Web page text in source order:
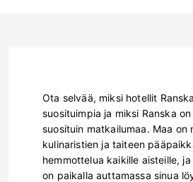
Ota selvää, miksi hotellit
suosituimpia ja miksi Ranska
suosituin matkailumaa. Maa on
kulinaristien ja taiteen
hemmottelua kaikille aisteille,
on paikalla auttamassa sinua